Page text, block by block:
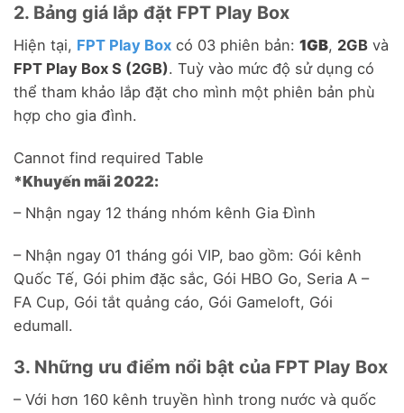
2. Bảng giá lắp đặt FPT Play Box
Hiện tại, FPT Play Box có 03 phiên bản: 1GB, 2GB và
FPT Play Box S (2GB). Tuỳ vào mức độ sử dụng có
thể tham khảo lắp đặt cho mình một phiên bản phù
hợp cho gia đình.
Cannot find required Table
*Khuyến mãi 2022:
– Nhận ngay 12 tháng nhóm kênh Gia Đình
– Nhận ngay 01 tháng gói VIP, bao gồm: Gói kênh
Quốc Tế, Gói phim đặc sắc, Gói HBO Go, Seria A –
FA Cup, Gói tắt quảng cáo, Gói Gameloft, Gói
edumall.
3. Những ưu điểm nổi bật của FPT Play Box
– Với hơn 160 kênh truyền hình trong nước và quốc